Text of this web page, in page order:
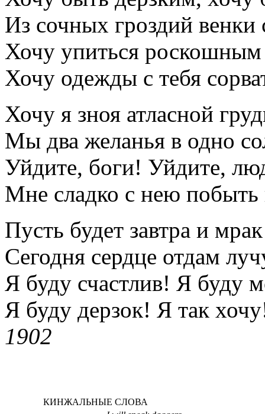
Из сочных гроздий венки
Хочу упиться роскошным
Хочу одежды с тебя
Хочу я зноя атласной
Мы два желанья в одно
Уйдите, боги! Уйдите,
Мне сладко с нею побыть
Пусть будет завтра и
Сегодня сердце отдам
Я буду счастлив! Я буду
Я буду дерзок! Я так
1902
КИНЖАЛЬНЫЕ СЛОВА